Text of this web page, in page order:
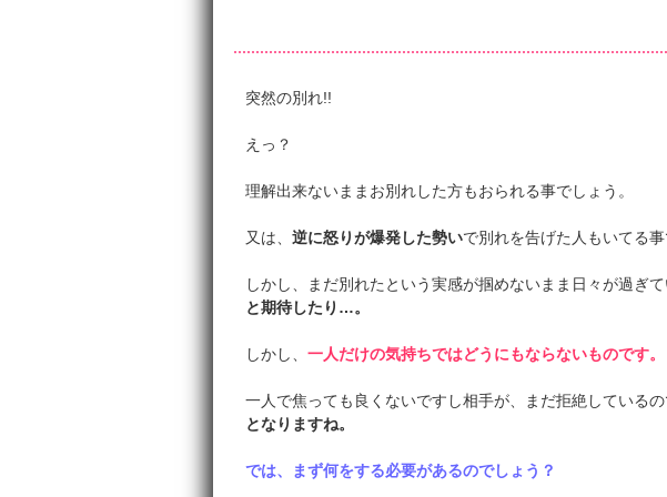
突然の別れ!!
えっ？
理解出来ないままお別れした方もおられる事でしょう。
又は、逆に怒りが爆発した勢いで別れを告げた人もいてる事
しかし、まだ別れたという実感が掴めないまま日々が過ぎ
と期待したり…。
しかし、一人だけの気持ちではどうにもならないものです。
一人で焦っても良くないですし相手が、まだ拒絶している
となりますね。
では、まず何をする必要があるのでしょう？